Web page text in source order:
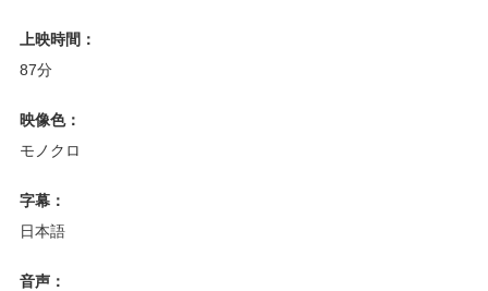
上映時間：
87分
映像色：
モノクロ
字幕：
日本語
音声：